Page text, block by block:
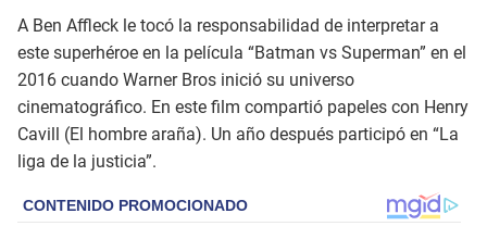
A Ben Affleck le tocó la responsabilidad de interpretar a
este superhéroe en la película “Batman vs Superman” en el
2016 cuando Warner Bros inició su universo
cinematográfico. En este film compartió papeles con Henry
Cavill (El hombre araña). Un año después participó en “La
liga de la justicia”.